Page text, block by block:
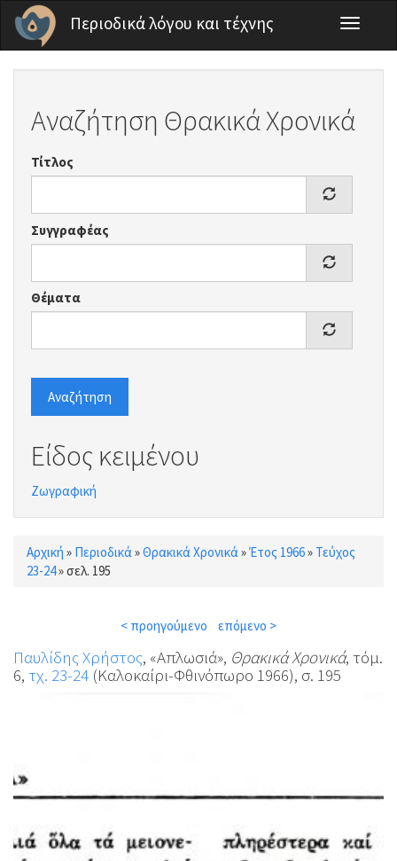
Παράκαμψη προς το κυρίως περιεχόμενο
Περιοδικά λόγου και τέχνης
Toggle
Αναζήτηση Θρακικά Χρονικά
Τίτλος
Συγγραφέας
Θέματα
Αναζήτηση
Είδος κειμένου
Ζωγραφική
Είστε εδώ
Αρχική » Περιοδικά »Θρακικά Χρονικά »Έτος 1966» Τεύχος
23-24»σελ. 195
< προηγούμενο επόμενο >
Παυλίδης Χρήστος, «Απλωσιά», Θρακικά Χρονικά, τόμ.
6, τχ. 23-24 (Καλοκαίρι-Φθινόπωρο 1966), σ. 195